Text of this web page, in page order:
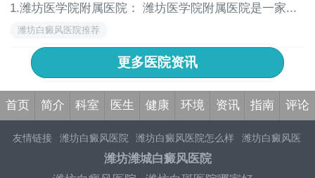
1.潍坊医学院附属医院： 潍坊医学院附属医院是一家...
潍坊白癜风医院推荐
更多医院资讯
首页 简介 科室 医生 健康 环境 资讯 指南 评论
友情链接 潍坊白癜风医院 潍坊白癜风医院怎么样
潍坊白癜风医
潍坊白癜风医院去哪家看
潍坊白癜风医院治疗技术怎么
潍坊潍城白癜风医院